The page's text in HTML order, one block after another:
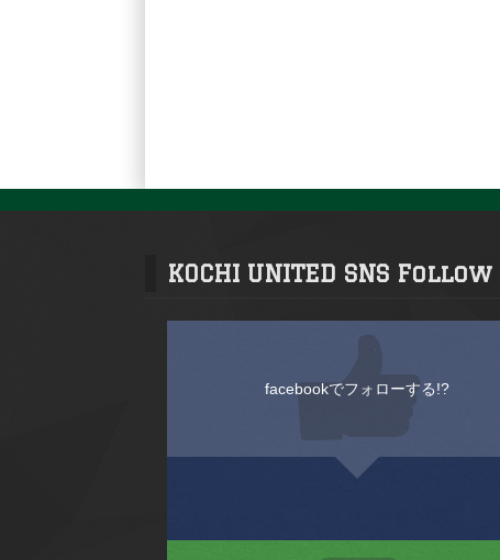
KOCHI UNITED SNS Follow
facebookでフォローする!?